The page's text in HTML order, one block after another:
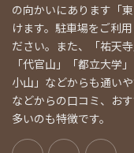
の向かいにあります「
けます。駐車場をご利
ださい。また、「祐天
「代官山」「都立大学
小山」などからも通い
などからの口コミ、お
多いのも特徴です。